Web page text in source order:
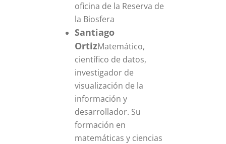
oficina de la Reserva de
la Biosfera
Santiago
OrtizMatemático,
científico de datos,
investigador de
visualización de la
información y
desarrollador. Su
formación en
matemáticas y ciencias